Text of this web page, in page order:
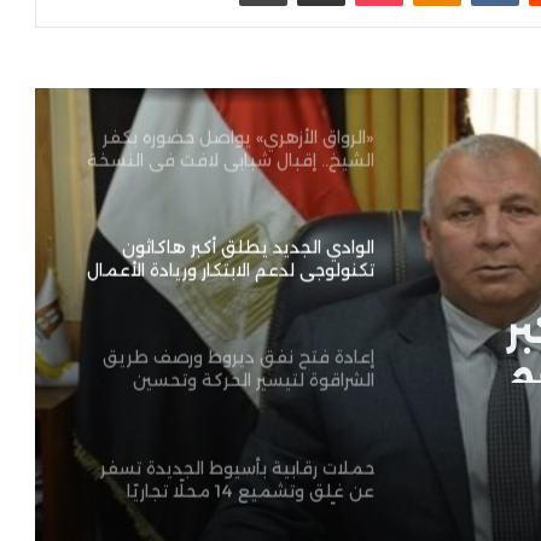
قرار مفاجئ في الأقصر.. تطبيق العمل
«الرواق الأزهري» يواصل حضوره بكفر
الشيخ.. إقبال شبابي لافت في النسخة
الرابعة من البرنامج القومي
الوادي الجديد يطلق أكبر هاكاثون
تكنولوجي لدعم الابتكار وريادة الأعمال
إعادة فتح نفق ديروط ورصف طريق
الشراقوة لتيسير الحركة وتحسين
حملات رقابية بأسيوط الجديدة تسفر
عن غلق وتشميع 14 محلًا تجاريًا